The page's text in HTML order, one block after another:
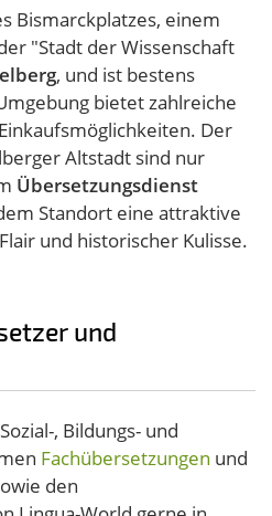
Bismarckplatzes, einem
"Stadt der Wissenschaft
, und ist bestens
bietet zahlreiche
Der
Altstadt sind nur
Übersetzungsdienst
Standort eine attraktive
und historischer Kulisse.
und
, Bildungs- und
Fachübersetzungen und
den